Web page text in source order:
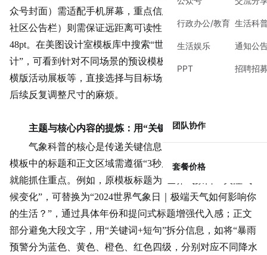
行政办公/教育
生活娱乐
PPT
生活科
通知公
招聘招
团队协作
套餐价格
众号封面）需适配手机屏幕，重点信息前置；线下张贴（如
社区公告栏）则需保证远距离可读性，标题字号至少放大至
48pt。在美图设计室模板库中搜索“世界气象日气象科普设
计”，可看到针对不同场景的预设模板，如竖版社交海报、
横版活动展板等，直接选择与目标场景匹配的模板，能避免
后续反复调整尺寸的麻烦。
主题与核心内容的提炼：用“关键词+短句”替代长文案
气象科普的核心是传递关键信息，而非展示文学功底。
模板中的标题和正文区域需遵循“3秒原则”——用户扫一眼
就能抓住重点。例如，原模板标题为“世界气象日：关注气
候变化”，可替换为“2024世界气象日｜极端天气如何影响你
的生活？”，通过具体年份和提问式标题增强代入感；正文
部分避免大段文字，用“关键词+短句”拆分信息，如将“暴雨
预警分为蓝色、黄色、橙色、红色四级，分别对应不同降水